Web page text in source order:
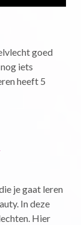
goed
iets
heeft 5
je gaat leren
In deze
Hier